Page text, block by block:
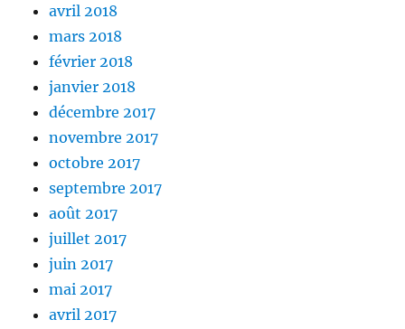
avril 2018
mars 2018
février 2018
janvier 2018
décembre 2017
novembre 2017
octobre 2017
septembre 2017
août 2017
juillet 2017
juin 2017
mai 2017
avril 2017